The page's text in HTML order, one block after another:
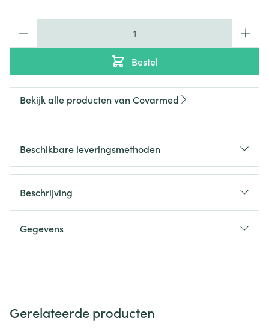
Bestel
Bekijk alle producten van Covarmed
Beschikbare leveringsmethoden
Beschrijving
Gegevens
Gerelateerde producten